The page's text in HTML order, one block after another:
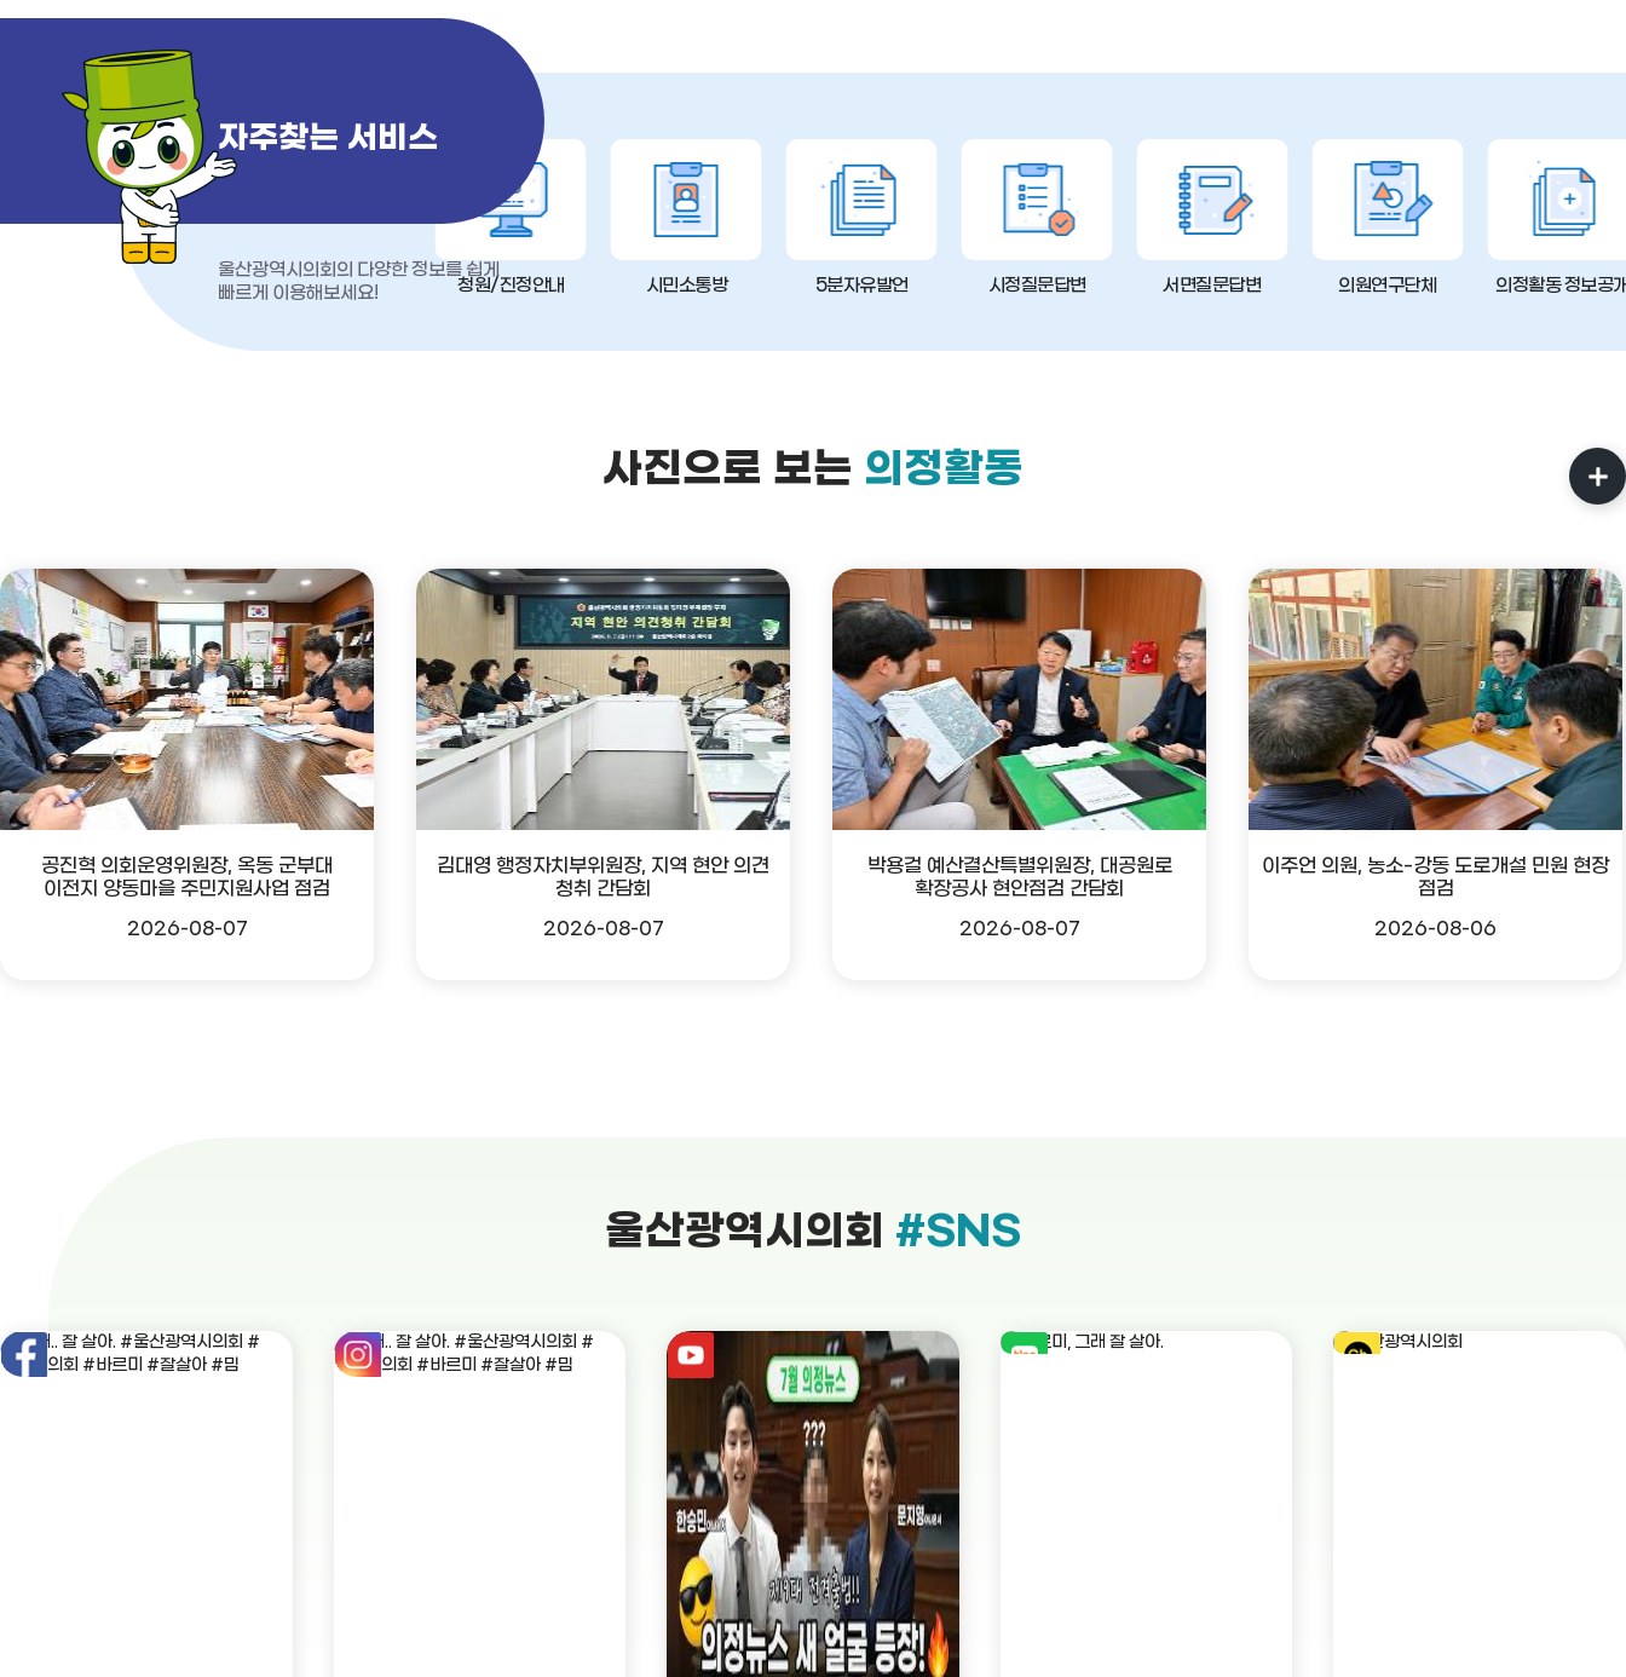
자주찾는 서비스
울산광역시의회의 다양한 정보를 쉽게
빠르게 이용해보세요!
청원/진정안내 시민소통방 5분자유발언 시정질문답변 서면질문답변 의원연구단체 의정활동 정보공
사진으로 보는 의정활동
공진혁 의회운영위원장, 옥동 군부대
이전지 양동마을 주민지원사업 점검
2026-08-07
김대영 행정자치부위원장, 지역 현안 의견
청취 간담회
2026-08-07
박용걸 예산결산특별위원장, 대공원로
확장공사 현안점검 간담회
2026-08-07
이주언 의원, 농소-강동 도로개설 민원 현장
점검
2026-08-06
울산광역시의회 #SNS